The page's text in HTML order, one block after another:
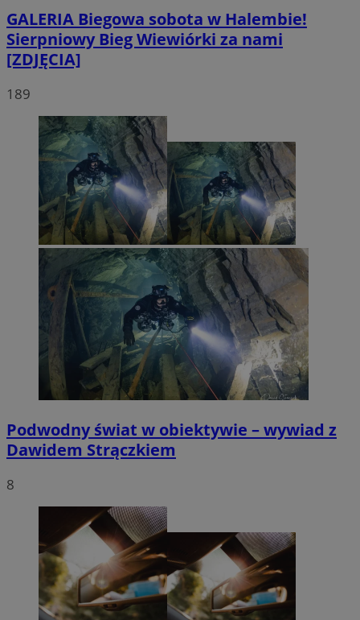
GALERIA Biegowa sobota w Halembie!
Sierpniowy Bieg Wiewiórki za nami
[ZDJĘCIA]
189
Podwodny świat w obiektywie – wywiad z
Dawidem Strączkiem
8